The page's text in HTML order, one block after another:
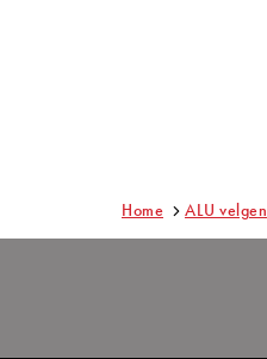
Home ALU velgen